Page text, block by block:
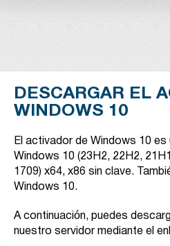
DESCARGAR EL
WINDOWS 10
El activador de Windows 10
Windows 10 (23H2, 22H2,
1709) x64, x86 sin clave.
Windows 10.
A continuación, puedes
nuestro servidor mediante el